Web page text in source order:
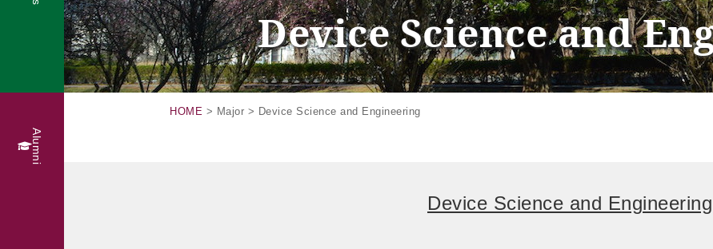
Alumni
Device Science and
HOME > Major > Device Science and Engineering
Device Science and Engineering